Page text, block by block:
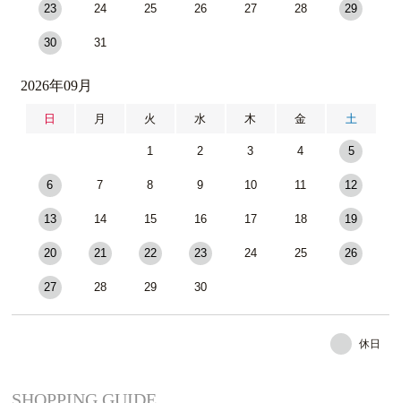
23 24 25 26 27 28 29
30 31
2026年09月
日 月 火 水 木 金 土
1 2 3 4 5
6 7 8 9 10 11 12
13 14 15 16 17 18 19
20 21 22 23 24 25 26
27 28 29 30
休日